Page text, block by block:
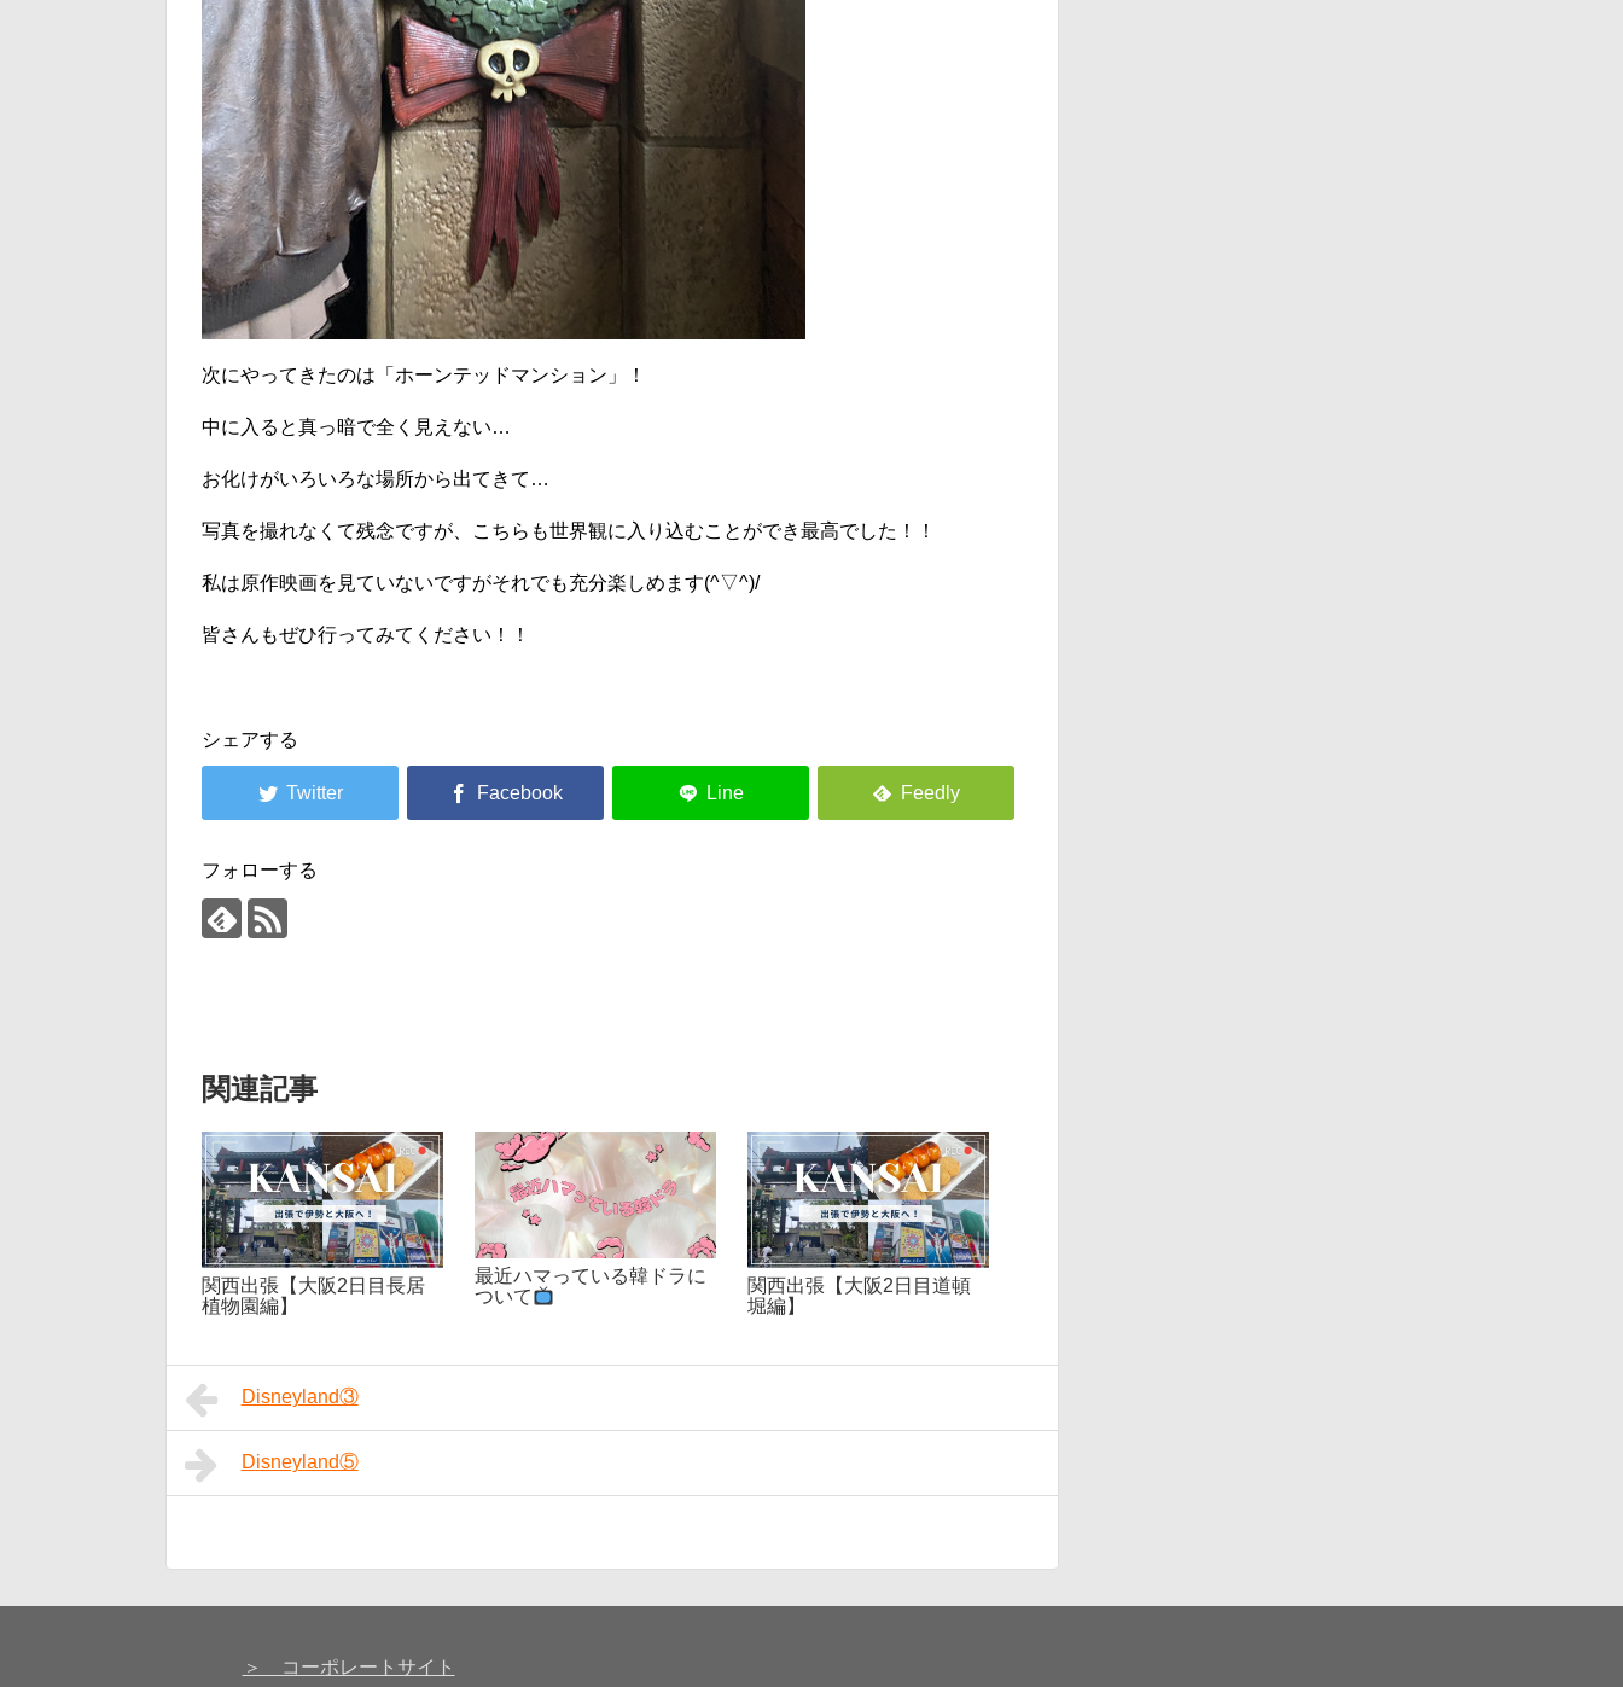
次にやってきたのは「ホーンテッドマンション」！
中に入ると真っ暗で全く見えない…
お化けがいろいろな場所から出てきて…
写真を撮れなくて残念ですが、こちらも世界観に入り込むことができ最高でした！！
私は原作映画を見ていないですがそれでも充分楽しめます(^▽^)/
皆さんもぜひ行ってみてください！！
シェアする
フォローする
関連記事
関西出張【大阪2日目長居
植物園編】
最近ハマっている韓ドラに
ついて
関西出張【大阪2日目道頓
堀編】
Disneyland③
Disneyland⑤
＞ コーポレートサイト